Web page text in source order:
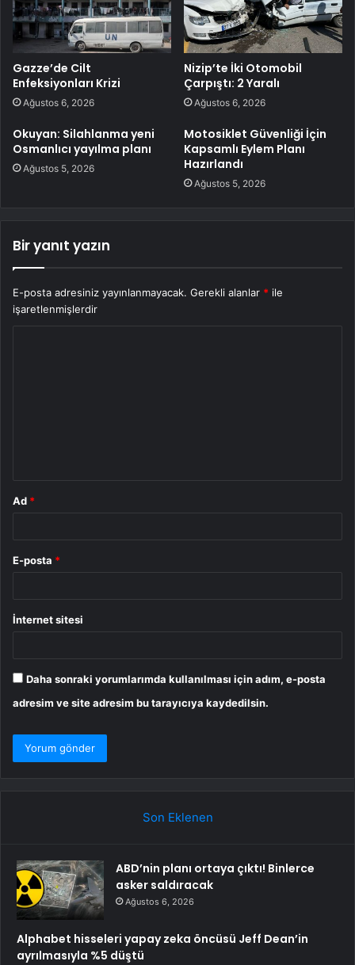
Gazze’de Cilt
Enfeksiyonları Krizi
Ağustos 6, 2026
Nizip’te İki Otomobil
Çarpıştı: 2 Yaralı
Ağustos 6, 2026
Okuyan: Silahlanma yeni
Osmanlıcı yayılma planı
Ağustos 5, 2026
Motosiklet Güvenliği İçin
Kapsamlı Eylem Planı
Hazırlandı
Ağustos 5, 2026
Bir yanıt yazın
E-posta adresiniz yayınlanmayacak. Gerekli alanlar * ile
işaretlenmişlerdir
Ad *
E-posta *
İnternet sitesi
Daha sonraki yorumlarımda kullanılması için adım, e-posta
adresim ve site adresim bu tarayıcıya kaydedilsin.
Son Eklenen
ABD’nin planı ortaya çıktı! Binlerce
asker saldıracak
Ağustos 6, 2026
Alphabet hisseleri yapay zeka öncüsü Jeff Dean’in
ayrılmasıyla %5 düştü